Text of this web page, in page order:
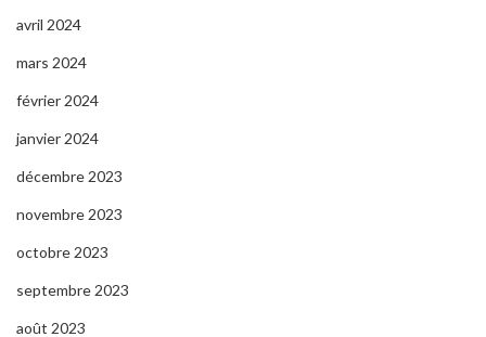
avril 2024
mars 2024
février 2024
janvier 2024
décembre 2023
novembre 2023
octobre 2023
septembre 2023
août 2023